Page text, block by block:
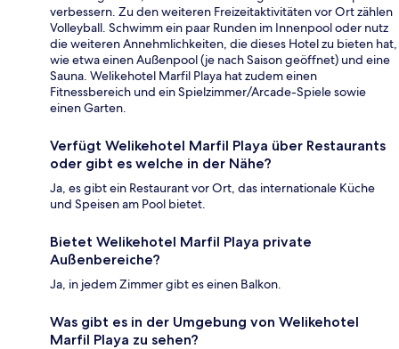
verbessern. Zu den weiteren Freizeitaktivitäten vor Ort zählen
Volleyball. Schwimm ein paar Runden im Innenpool oder nutz
die weiteren Annehmlichkeiten, die dieses Hotel zu bieten hat,
wie etwa einen Außenpool (je nach Saison geöffnet) und eine
Sauna. Welikehotel Marfil Playa hat zudem einen
Fitnessbereich und ein Spielzimmer/Arcade-Spiele sowie
einen Garten.
Verfügt Welikehotel Marfil Playa über Restaurants
oder gibt es welche in der Nähe?
Ja, es gibt ein Restaurant vor Ort, das internationale Küche
und Speisen am Pool bietet.
Bietet Welikehotel Marfil Playa private
Außenbereiche?
Ja, in jedem Zimmer gibt es einen Balkon.
Was gibt es in der Umgebung von Welikehotel
Marfil Playa zu sehen?